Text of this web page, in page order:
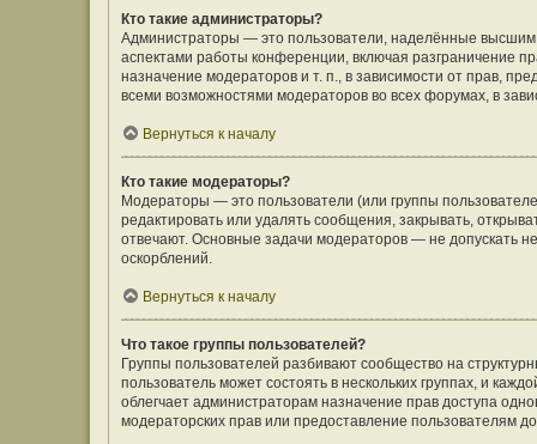
Кто такие администраторы?
Администраторы — это пользователи, наделённые
аспектами работы конференции, включая разграничение
назначение модераторов и т. п., в зависимости от прав,
всеми возможностями модераторов во всех форумах, в
Вернуться к началу
Кто такие модераторы?
Модераторы — это пользователи (или группы
редактировать или удалять сообщения, закрывать,
отвечают. Основные задачи модераторов — не допускать
оскорблений.
Вернуться к началу
Что такое группы пользователей?
Группы пользователей разбивают сообщество на
пользователь может состоять в нескольких группах, и
облегчает администраторам назначение прав доступа
модераторских прав или предоставление пользователям